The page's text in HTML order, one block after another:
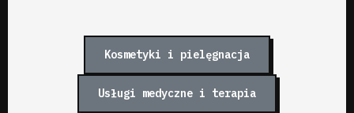
Kosmetyki i pielęgnacja
Usługi medyczne i terapia